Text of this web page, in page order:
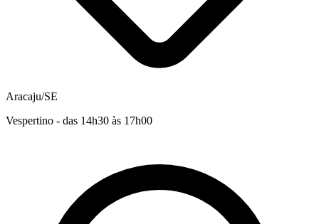
Aracaju/SE
Vespertino - das 14h30 às 17h00